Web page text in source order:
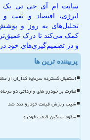
سایت ام آی جی تی یک
انرژی، اقتصاد و نفت
تحلیل‌های به روز و
کمک می‌کند تا درک
و در تصمیم‌گیری‌های خود
پربیننده ترین ها
استقبال گسترده سرمایه گذاران از
نظارت بر خودرو های وارداتی دو
شیب ریزش قیمت خودرو تند شد
سقوط سنگین قیمت خودرو